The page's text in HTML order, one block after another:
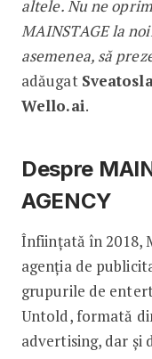
altele. Nu ne
MAINSTAGE la
asemenea, să
adăugat
Wello.ai.
Despre
AGENCY
Înființată în 2018,
agenția de
grupurile de
Untold, formată
advertising, dar și